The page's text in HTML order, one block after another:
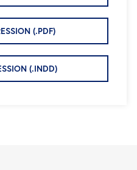
(.PDF)
(.INDD)